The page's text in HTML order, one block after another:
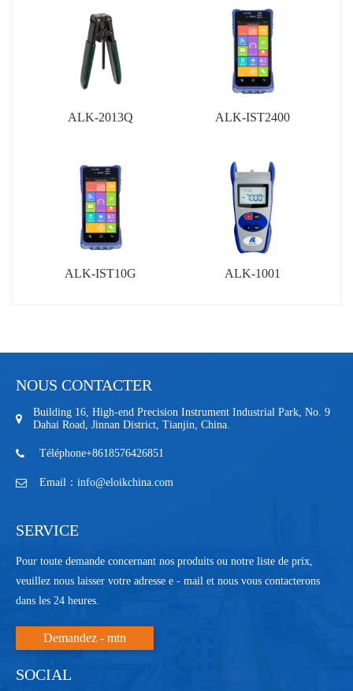
ALK-2013Q ALK-IST2400
ALK-IST10G ALK-1001
NOUS CONTACTER
Building 16, High-end Precision Instrument Industrial Park, No. 9
Dahai Road, Jinnan District, Tianjin, China.
Téléphone+8618576426851
Email：info@eloikchina.com
SERVICE
Pour toute demande concernant nos produits ou notre liste de prix,
veuillez nous laisser votre adresse e - mail et nous vous contacterons
dans les 24 heures.
Demandez - mtn
SOCIAL